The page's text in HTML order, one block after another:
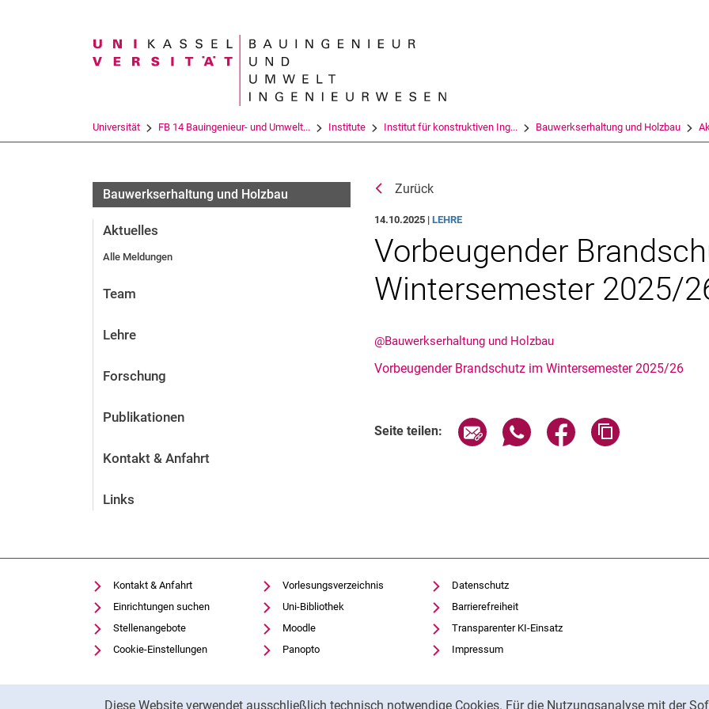
Diese Website verwendet ausschließlich technisch notwendige Cookies. Für die Nutzungsanalyse mit der
Suchbegriff
Universität FB 14 Bauingenieur- und Umwelt... Institute Institut für konstruktiven Ing... Bauwerkserhaltung und Holzbau
Bauwerkserhaltung und Holzbau
Aktuelles
Alle Meldungen
Team
Lehre
Forschung
Publikationen
Kontakt & Anfahrt
Links
Zurück
14.10.2025 |LEHRE
Vorbeugender
Wintersemester 2025/
@Bauwerkserhaltung und Holzbau
Vorbeugender Brandschutz im Wintersemester 2025/26
Seite teilen: Seite über E-Mail teilen
Seite über WhatsApp teilen
Seite über Facebook
Kontakt & Anfahrt
Einrichtungen suchen
Stellenangebote
Cookie-Einstellungen
Vorlesungsverzeichnis
Uni-Bibliothek
Moodle
Panopto
Datenschutz
Barrierefreiheit
Transparenter KI-Einsatz
Impressum